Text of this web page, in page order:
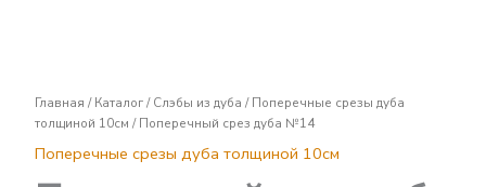
Главная /Каталог/Слэбы из дуба /Поперечные срезы дуба
толщиной 10см / Поперечный срез дуба №14
Поперечные срезы дуба толщиной 10см